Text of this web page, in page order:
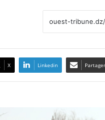
X Linkedin